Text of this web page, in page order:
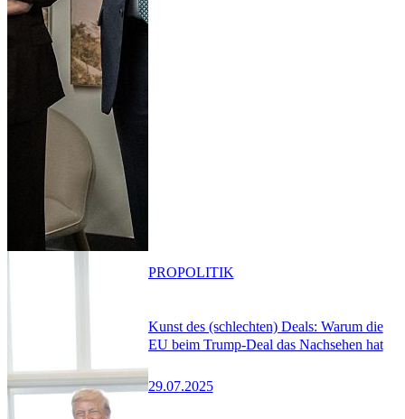
Kunst des (schlechten) Deals: Warum die
EU beim Trump-Deal das Nachsehen hat
29.07.2025
PROPOLITIK